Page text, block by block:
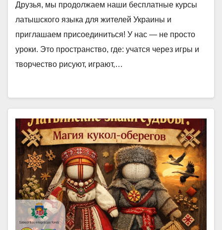
Друзья, мы продолжаем наши бесплатные курсы
латышского языка для жителей Украины и
приглашаем присоединиться! У нас — не просто
уроки. Это пространство, где: учатся через игры и
творчество рисуют, играют,…